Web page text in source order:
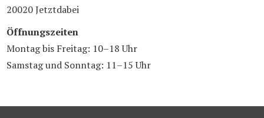
20020 Jetztdabei
Öffnungszeiten
Montag bis Freitag: 10–18 Uhr
Samstag und Sonntag: 11–15 Uhr